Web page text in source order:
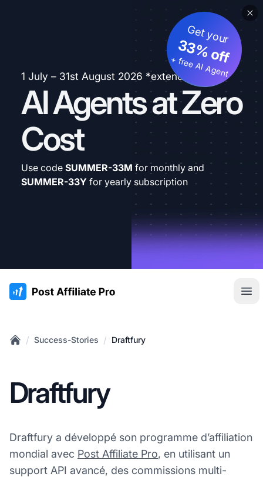
1 July – 31st August 2026 *extended
AI Agents at Zero
Cost
Get your
33% off
+ free AI Agent
Use code SUMMER-33M for monthly and
SUMMER-33Y for yearly subscription
:site.title
/ Success-Stories / Draftfury
Draftfury
Draftfury a développé son programme d’affiliation
mondial avec Post Affiliate Pro, en utilisant un
support API avancé, des commissions multi-